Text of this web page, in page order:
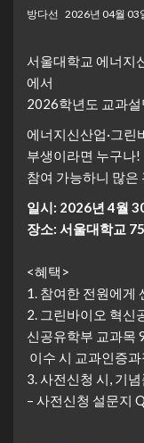
방다선 2026년 04월 03
서울대학교 에너지
에서
2026학년도 교과
에너지신산업·그린
부생이라면 누구나!
참여 가능하니 많은
일시: 2026년 4월
장소: 서울대학교
<혜택>
1. 참여한 전원에게
2. 그린바이오 혁신
신공유학부 교과목
이수 시 교과인증
3. 사전신청 시, 기
– 사전신청 설문지